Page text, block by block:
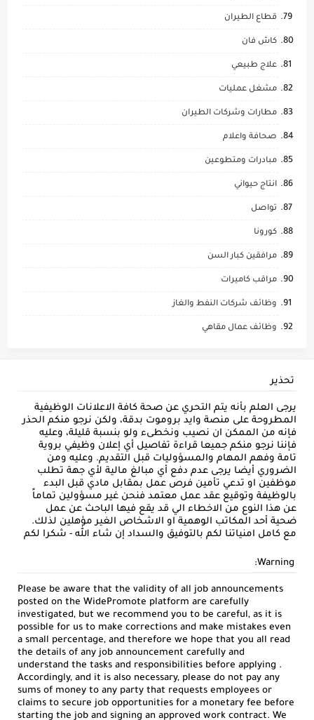
قطاع الطيران
كاش فان
علاج طبيعي
مشغل عمليات
مطارات وشركات الطيران
صحافة واعلام
مبادرات ومتطوعين
انتاج حيواني
تواصل
كورونا
مرافقين كبار السن
مراقب كاميرات
وظائف شركات النفط والغاز
وظائف عمال مقاهي
تحذير
يرجى العلم بأنه يتم التحري عن صحة كافة الاعلانات الوظيفية
المطروحة على منصة وايد بروموت بدقة، ولكن نرجو منكم الحذر
فإنه من الممكن ان نصيب ونخطىء ولو بنسبة قليلة، وعليه
فإننا نرجو منكم جميعا قراءة تفاصيل أي إعلان وظيفي بروية
تامة وفهم المهام والمسؤوليات قبل التقديم. وعليه ومن
الضروري أيضا يرجى عدم دفع أي مبالغ مالية لأي جهة تطلب
موظفين او تدعي تأمين فرص عمل بمقابل مادي قبل البدء
بالوظيفة وتوقيع عقد عمل معتمد فنحن غير مسؤولين تماماً
عن هذا النوع من الاخطاء الي قد يقع فيها الباحث عن عمل
ضحية أحد المكاتب الوهمية او الاشخاص الغير مؤهلين لذلك.
مع كامل امنياتنا لكم بالتوفيق والسداد إن شاء الله - شكرا لكم
Warning:
Please be aware that the validity of all job announcements
posted on the WidePromote platform are carefully
investigated, but we recommend you to be careful, as it is
possible for us to make corrections and make mistakes even
a small percentage, and therefore we hope that you all read
the details of any job announcement carefully and
understand the tasks and responsibilities before applying .
Accordingly, and it is also necessary, please do not pay any
sums of money to any party that requests employees or
claims to secure job opportunities for a monetary fee before
starting the job and signing an approved work contract. We